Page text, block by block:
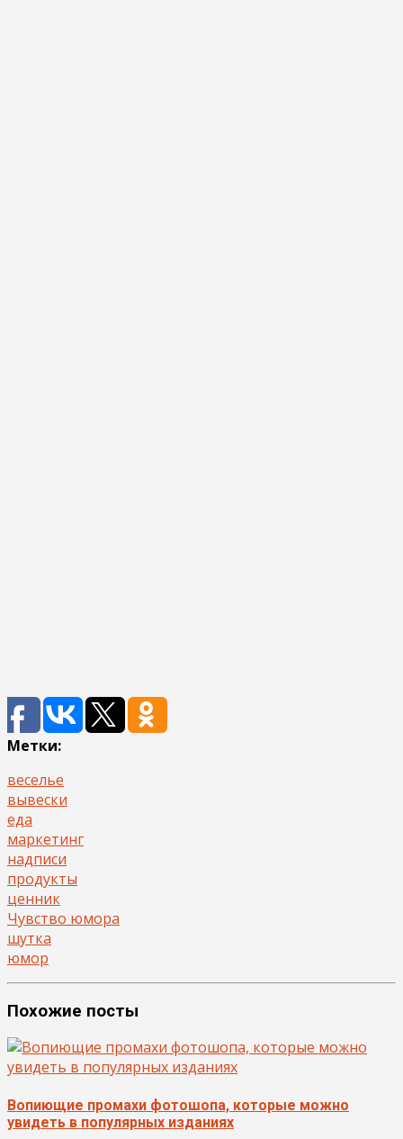
Метки:
веселье
вывески
еда
маркетинг
надписи
продукты
ценник
Чувство юмора
шутка
юмор
Похожие посты
Вопиющие промахи фотошопа, которые можно
увидеть в популярных изданиях